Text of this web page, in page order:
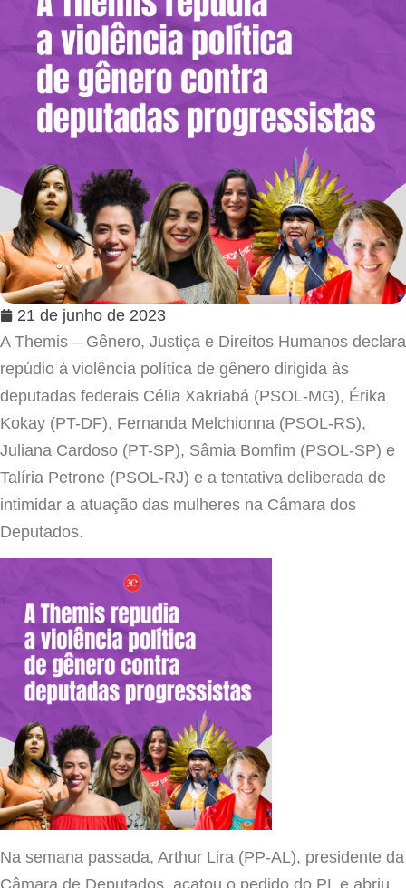
21 de junho de 2023
A Themis – Gênero, Justiça e Direitos Humanos declara
repúdio à violência política de gênero dirigida às
deputadas federais Célia Xakriabá (PSOL-MG), Érika
Kokay (PT-DF), Fernanda Melchionna (PSOL-RS),
Juliana Cardoso (PT-SP), Sâmia Bomfim (PSOL-SP) e
Talíria Petrone (PSOL-RJ) e a tentativa deliberada de
intimidar a atuação das mulheres na Câmara dos
Deputados.
Na semana passada, Arthur Lira (PP-AL), presidente da
Câmara de Deputados, acatou o pedido do PL e abriu